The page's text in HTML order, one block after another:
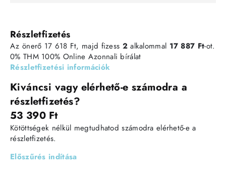
Részletfizetés
Az önerő 17 618 Ft, majd fizess 2alkalommal 17 887 Ft-ot.
0% THM 100% Online Azonnali bírálat
Részletfizetési információk
Kiváncsi vagy elérhető-e számodra a
részletfizetés?
53 390 Ft
Kötöttségek nélkül megtudhatod számodra elérhető-e a
részletfizetés.
Előszűrés indítása